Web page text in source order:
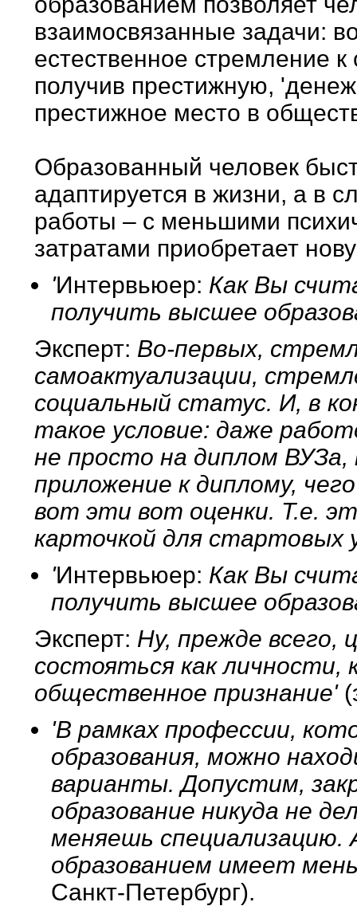
взаимосвязанные задачи:
естественное стремление
получив престижную,
престижное место в
Образованный человек
адаптируется в жизни, а в
работы – с меньшими
затратами приобретает
'Интервьюер: Как Вы
получить высшее
Эксперт: Во-первых,
самоактуализации,
социальный статус. И, в
такое условие: даже
не просто на диплом
приложение к диплому,
вот эти вот оценки. Т.е.
карточкой для стартовых
'Интервьюер: Как Вы
получить высшее
Эксперт: Ну, прежде
состояться как личности,
общественное признание'
'В рамках профессии,
образования, можно
варианты. Допустим,
образование никуда не
меняешь специализацию.
образованием имеет
Санкт-Петербург).